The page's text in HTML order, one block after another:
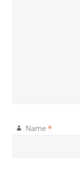
Name *